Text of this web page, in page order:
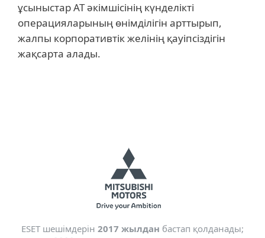
ұсыныстар АТ әкімшісінің күнделікті
операцияларының өнімділігін арттырып,
жалпы корпоративтік желінің қауіпсіздігін
жақсарта алады.
ESET шешімдерін 2017 жылдан бастап қолданады;